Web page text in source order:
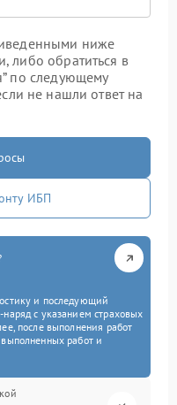
ниже
либо обратиться в
по следующему
не нашли ответ на
ИБП
и последующий
с указанием страховых
после выполнения работ
работ и